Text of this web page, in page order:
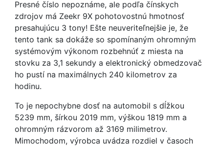
Presné číslo nepoznáme, ale podľa čínskych
zdrojov má Zeekr 9X pohotovostnú hmotnosť
presahujúcu 3 tony! Ešte neuveriteľnejšie je, že
tento tank sa dokáže so spomínaným ohromným
systémovým výkonom rozbehnúť z miesta na
stovku za 3,1 sekundy a elektronický obmedzovač
ho pustí na maximálnych 240 kilometrov za
hodinu.
To je nepochybne dosť na automobil s dĺžkou
5239 mm, šírkou 2019 mm, výškou 1819 mm a
ohromným rázvorom až 3169 milimetrov.
Mimochodom, výrobca uvádza rozdiel v časoch